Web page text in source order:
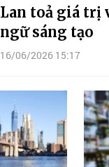
Lan toả giá trị
ngữ sáng tạo
16/06/2026 15:17